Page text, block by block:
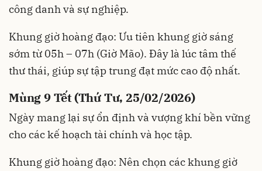
công danh và sự nghiệp.
Khung giờ hoàng đạo: Ưu tiên khung giờ sáng
sớm từ 05h – 07h (Giờ Mão). Đây là lúc tâm thế
thư thái, giúp sự tập trung đạt mức cao độ nhất.
Mùng 9 Tết (Thứ Tư, 25/02/2026)
Ngày mang lại sự ổn định và vượng khí bền vững
cho các kế hoạch tài chính và học tập.
Khung giờ hoàng đạo: Nên chọn các khung giờ